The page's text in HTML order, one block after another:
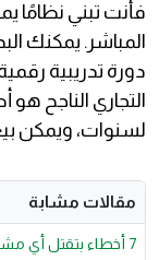
فأنت تبني نظامًا
دورة تدريبية
التجاري الناجح
لسنوات، ويمكن
مقالات مشابة
7 أخطاء بتقتل أي مشروع صغير قبل ما يبدأ... وإزاي تتجنبها في 2026